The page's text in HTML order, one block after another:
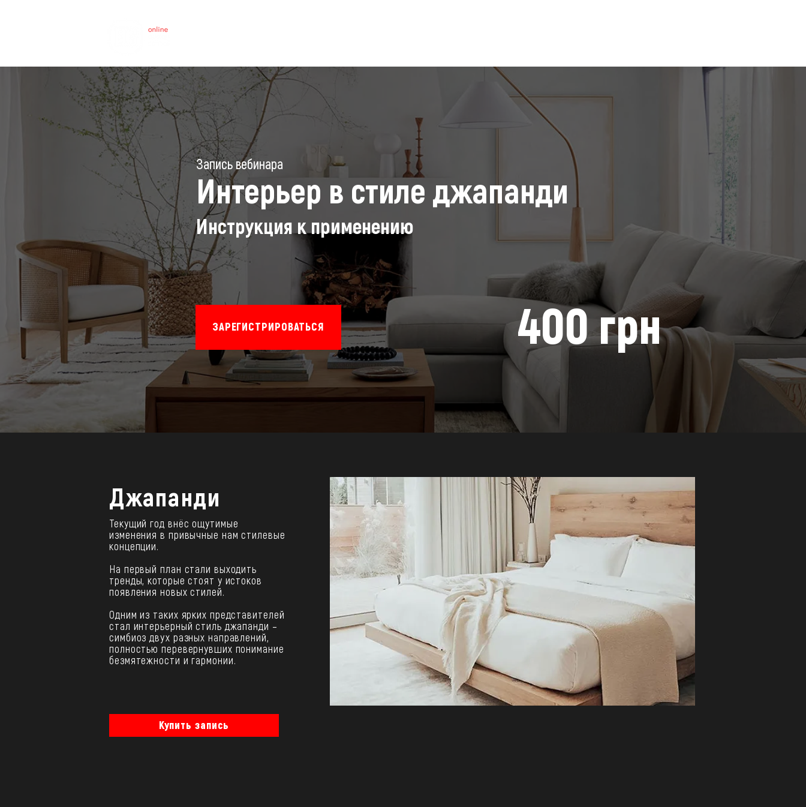
Запись вебинара
Интерьер в стиле джапанди
Инструкция к применению
ЗАРЕГИСТРИРОВАТЬСЯ 400 грн
Джапанди
Текущий год внёс ощутимые
изменения в привычные нам стилевые
концепции.
На первый план стали выходить
тренды, которые стоят у истоков
появления новых стилей.
Одним из таких ярких представителей
стал интерьерный стиль джапанди –
симбиоз двух разных направлений,
полностью перевернувших понимание
безмятежности и гармонии.
Купить запись